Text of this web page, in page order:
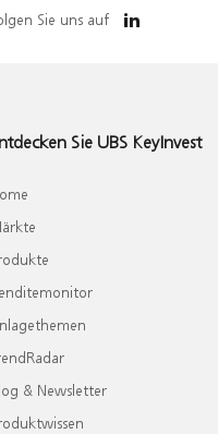
Sie uns auf
Sie UBS KeyInvest
& Newsletter